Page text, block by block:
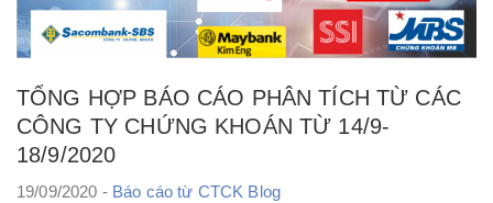
TỔNG HỢP BÁO CÁO PHÂN TÍCH TỪ CÁC
CÔNG TY CHỨNG KHOÁN TỪ 14/9-
18/9/2020
19/09/2020 - Báo cáo từ CTCK Blog